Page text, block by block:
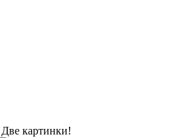
Две картинки!